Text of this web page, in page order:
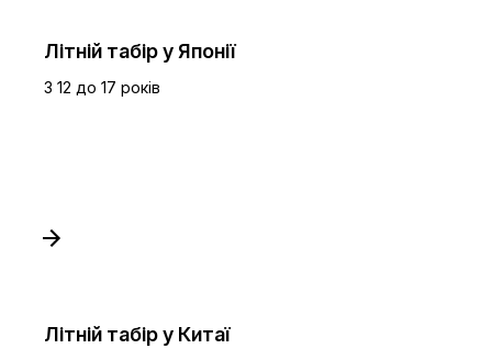
Літній табір у Японії
З 12 до 17 років
Літній табір у Китаї